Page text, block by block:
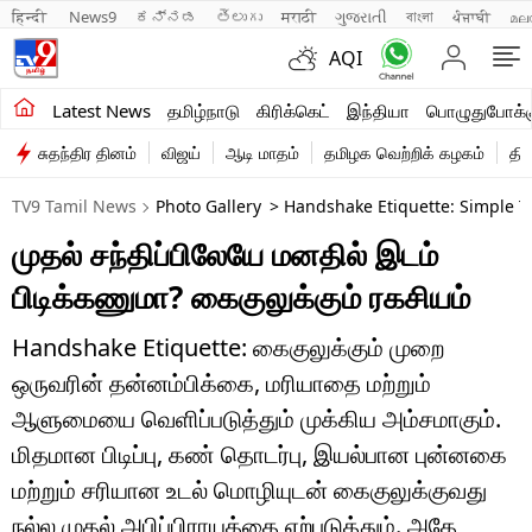
हिन्दी News9 ಕನ್ನಡ తెలుగు मराठी ગુજરાતી বাংলা ਪੰਜਾਬੀ
AQI
Latest News தமிழ்நாடு கிரிக்கெட் இந்தியா
சமீபத்திய செய்திகள்
தமிழ்நாடு
இந்தியா
உலகம்
விளையாட்டு
பொழுதுபோக்கு
லைஃப்ஸ்டைல்
வணிகம்
சுதந்திர தினம் விஜய் ஆடி மாதம் தமிழக வெற்றிக் கழகம்
TV9 Tamil News Photo Gallery > Handshake Etiquette: Simple
முதல் சந்திப்பிலேயே மனதில் இடம்
பிடிக்கணுமா? கைகுலுக்கும் ரகசியம்
Handshake Etiquette: கைகுலுக்கும் முறை
ஒருவரின் தன்னம்பிக்கை, மரியாதை மற்றும்
ஆளுமையை வெளிப்படுத்தும் முக்கிய அம்சமாகும்.
மிதமான பிடிப்பு, கண் தொடர்பு, இயல்பான புன்னகை
மற்றும் சரியான உடல் மொழியுடன் கைகுலுக்குவது
நல்ல முதல் அபிப்பிராயத்தை ஏற்படுத்தும். அதே